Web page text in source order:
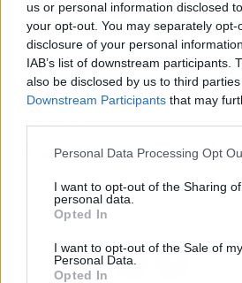
us or personal information disclosed
your opt-out. You may separately
disclosure of your personal
IAB’s list of downstream participants.
also be disclosed by us to third
Downstream Participants that may
Personal Data Processing Opt
I want to opt-out of the Sharing
personal data.
Opted In
I want to opt-out of the Sale of my
Personal Data.
Opted In
que utilizan ingredientes
estandarizados 100 %
última tecnología de
cuenta si se alquila un
SwiftFlats